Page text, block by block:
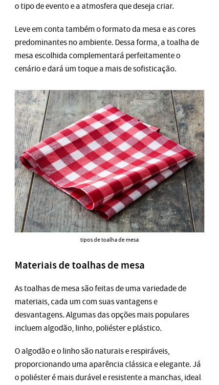
o tipo de evento e a atmosfera que deseja criar.
Leve em conta também o formato da mesa e as cores
predominantes no ambiente. Dessa forma, a toalha de
mesa escolhida complementará perfeitamente o
cenário e dará um toque a mais de sofisticação.
tipos de toalha de mesa
Materiais de toalhas de mesa
As toalhas de mesa são feitas de uma variedade de
materiais, cada um com suas vantagens e
desvantagens. Algumas das opções mais populares
incluem algodão, linho, poliéster e plástico.
O algodão e o linho são naturais e respiráveis,
proporcionando uma aparência clássica e elegante. Já
o poliéster é mais durável e resistente a manchas, ideal